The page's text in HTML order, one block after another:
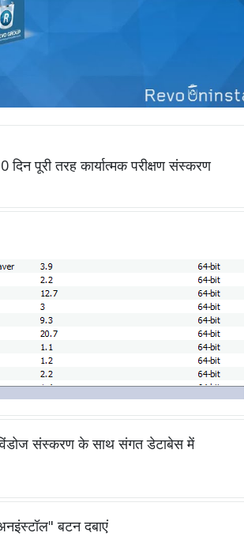
पूरी तरह कार्यात्मक परीक्षण संस्करण
संस्करण के साथ संगत डेटाबेस में
बटन दबाएं